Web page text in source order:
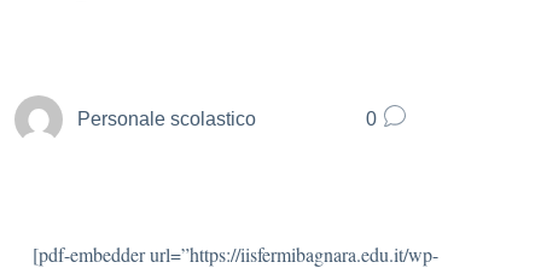
Personale scolastico 0
[pdf-embedder url=”https://iisfermibagnara.edu.it/wp-